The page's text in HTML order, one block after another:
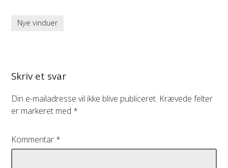
Nye vinduer
Skriv et svar
Din e-mailadresse vil ikke blive publiceret. Krævede felter
er markeret med *
Kommentar *